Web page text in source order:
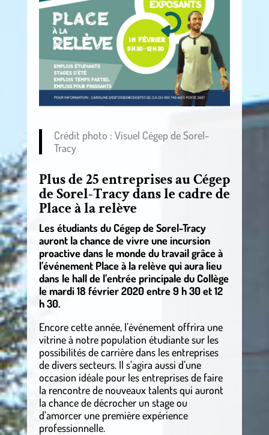
Crédit photo : Visuel Cégep de Sorel-
Tracy
Plus de 25 entreprises au Cégep
de Sorel-Tracy dans le cadre de
Place à la relève
Les étudiants du Cégep de Sorel-Tracy
auront la chance de vivre une incursion
proactive dans le monde du travail grâce à
l’événement Place à la relève qui aura lieu
dans le hall de l’entrée principale du Collège
le mardi 18 février 2020 entre 9 h 30 et 12
h 30.
Encore cette année, l’événement offrira une
vitrine à notre population étudiante sur les
possibilités de carrière dans les entreprises
de divers secteurs. Il s’agira aussi d’une
occasion idéale pour les entreprises de faire
la rencontre de nouveaux talents qui auront
la chance de décrocher un stage ou
d’amorcer une première expérience
professionnelle.